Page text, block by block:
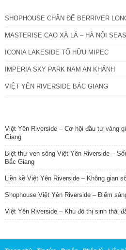
SHOPHOUSE CHÂN ĐẾ BERRIVER
MASTERISE CAO XÀ LÁ – HÀ NỘI
ICONIA LAKESIDE TỐ HỮU MIPEC
IMPERIA SKY PARK NAM AN KHÁNH
VIỆT YÊN RIVERSIDE BẮC GIANG
Việt Yên Riverside – Cơ hội đầu tư vàng
Giang
Biệt thự ven sông Việt Yên Riverside –
Bắc Giang
Liền kề Việt Yên Riverside – Không gian
Shophouse Việt Yên Riverside – Điểm
Việt Yên Riverside – Khu đô thị sinh thái